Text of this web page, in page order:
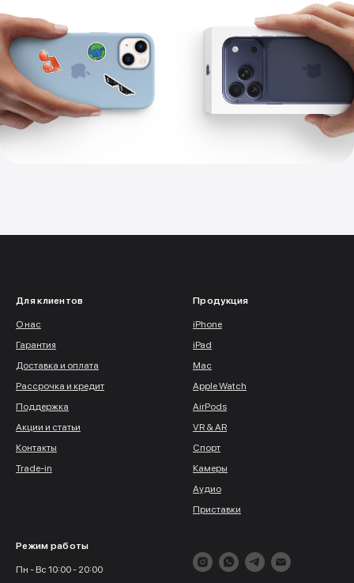
Для клиентов
О нас
Гарантия
Доставка и оплата
Рассрочка и кредит
Поддержка
Акции и статьи
Контакты
Trade-in
Продукция
iPhone
iPad
Mac
Apple Watch
AirPods
VR & AR
Спорт
Камеры
Аудио
Приставки
Режим работы
Пн - Вс 10:00 - 20:00